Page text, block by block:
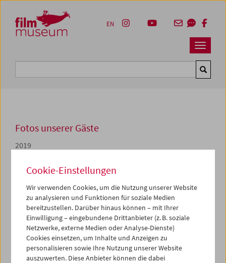
Zum Inhalt
Zum Hauptmenü
Zur Servicenavigation
Zum Suche
Navbar
EN
Fotos unserer Gäste
2019
Live-Musik von Franz Reisecker
Franz Reiseckers vom Filmmuseum in Auftrag gegebene
Neuvertonung von Grigorij Kozincevs und Leonid
Traubergs FilmDer Mantelerfuhr am 31. August ihre
Welturaufführung.
ProgrammSept / Okt 2019 - Stummfilme mit Musik
Cookie-Einstellungen
Wir verwenden Cookies, um die Nutzung unserer Website
zu analysieren und Funktionen für soziale Medien
bereitzustellen. Darüber hinaus können – mit Ihrer
Einwilligung – eingebundene Drittanbieter (z. B. soziale
Netzwerke, externe Medien oder Analyse-Dienste)
Cookies einsetzen, um Inhalte und Anzeigen zu
personalisieren sowie Ihre Nutzung unserer Website
auszuwerten. Diese Anbieter können die dabei